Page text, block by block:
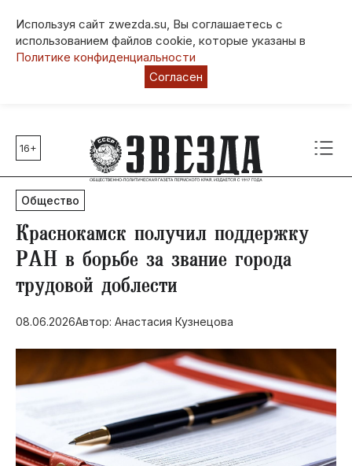
Используя сайт zwezda.su, Вы соглашаетесь с
использованием файлов cookie, которые указаны в
Политике конфиденциальности
Согласен
Главные темы
80 лет Победы
Молодежная столица РФ
СВО
Выборы в Пермском крае
Социальная поддержка
Инфраструктура
Благоустройство
16+
Общество
​Краснокамск получил поддержку
РАН в борьбе за звание города
трудовой доблести
08.06.2026Автор: Анастасия Кузнецова